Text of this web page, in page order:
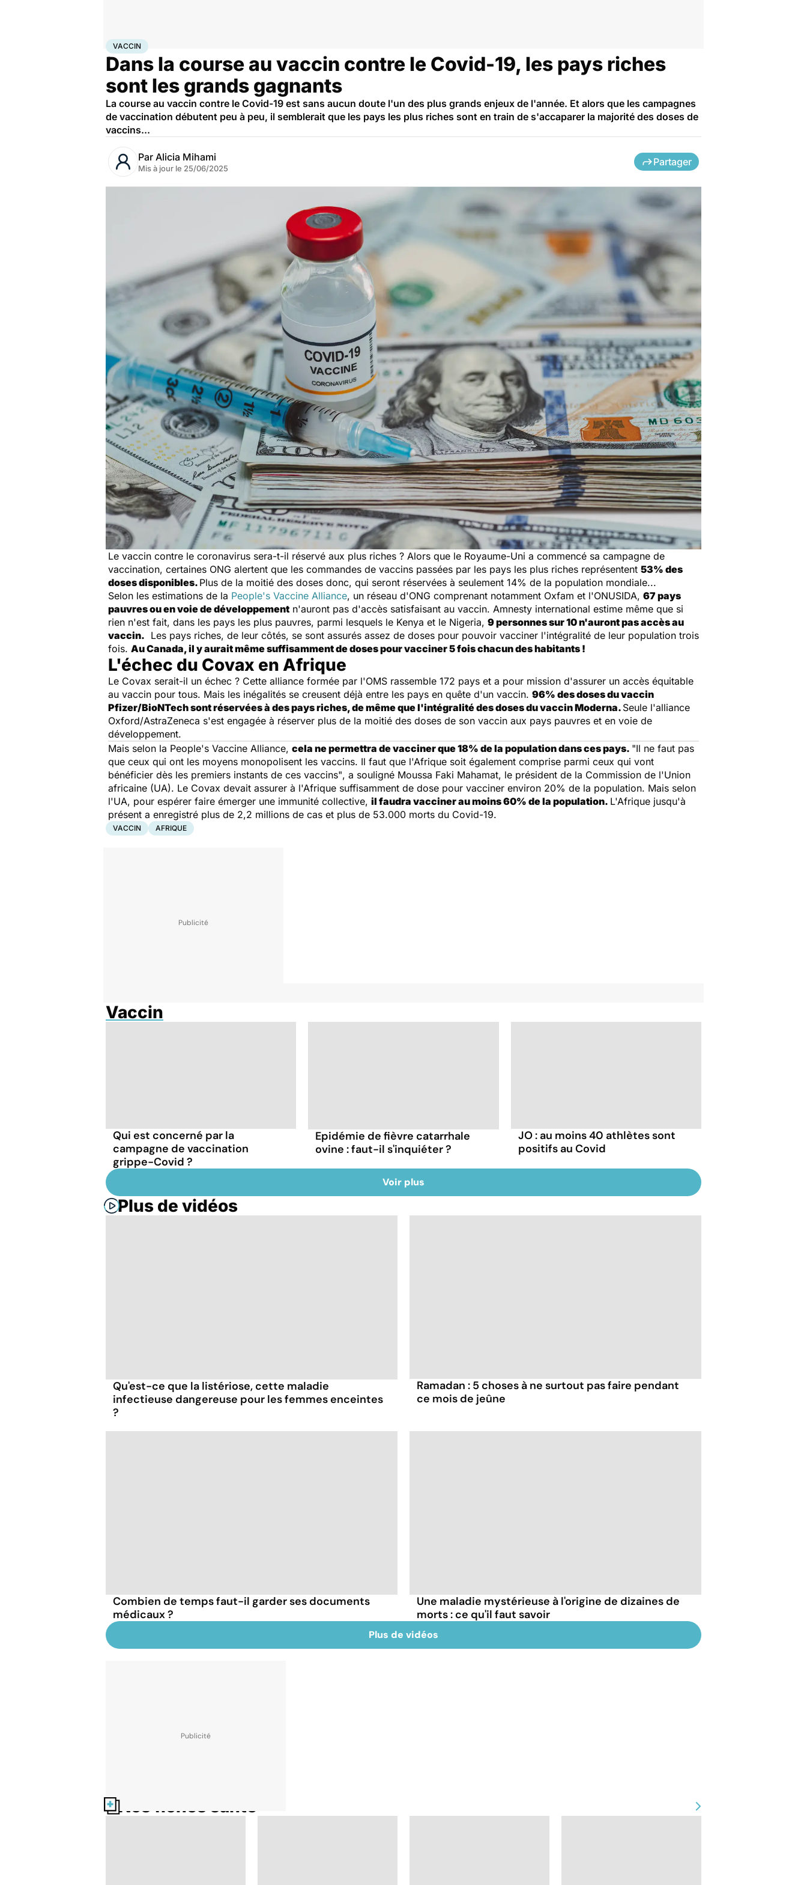
AccueilSanté
VACCIN
Dans la course au vaccin contre le Covid-19, les pays riches
sont les grands gagnants
La course au vaccin contre le Covid-19 est sans aucun doute l'un des plus grands enjeux de l'année. Et alors que les campagnes
de vaccination débutent peu à peu, il semblerait que les pays les plus riches sont en train de s'accaparer la majorité des doses de
vaccins...
Par Alicia Mihami
Mis à jour le 25/06/2025
Partager
Le vaccin contre le coronavirus sera-t-il réservé aux plus riches ? Alors que le Royaume-Uni a commencé sa campagne de
vaccination, certaines ONG alertent que les commandes de vaccins passées par les pays les plus riches représentent 53% des
doses disponibles. Plus de la moitié des doses donc, qui seront réservées à seulement 14% de la population mondiale...
Selon les estimations de la People's Vaccine Alliance, un réseau d'ONG comprenant notamment Oxfam et l'ONUSIDA, 67 pays
pauvres ou en voie de développement n'auront pas d'accès satisfaisant au vaccin. Amnesty international estime même que si
rien n'est fait, dans les pays les plus pauvres, parmi lesquels le Kenya et le Nigeria, 9 personnes sur 10 n'auront pas accès au
vaccin. Les pays riches, de leur côtés, se sont assurés assez de doses pour pouvoir vacciner l'intégralité de leur population trois
fois. Au Canada, il y aurait même suffisamment de doses pour vacciner 5 fois chacun des habitants !
L'échec du Covax en Afrique
Le Covax serait-il un échec ? Cette alliance formée par l'OMS rassemble 172 pays et a pour mission d'assurer un accès équitable
au vaccin pour tous. Mais les inégalités se creusent déjà entre les pays en quête d'un vaccin. 96% des doses du vaccin
Pfizer/BioNTech sont réservées à des pays riches, de même que l'intégralité des doses du vaccin Moderna. Seule l'alliance
Oxford/AstraZeneca s'est engagée à réserver plus de la moitié des doses de son vaccin aux pays pauvres et en voie de
développement.
Mais selon la People's Vaccine Alliance, cela ne permettra de vacciner que 18% de la population dans ces pays. "Il ne faut pas
que ceux qui ont les moyens monopolisent les vaccins. Il faut que l'Afrique soit également comprise parmi ceux qui vont
bénéficier dès les premiers instants de ces vaccins", a souligné Moussa Faki Mahamat, le président de la Commission de l'Union
africaine (UA). Le Covax devait assurer à l'Afrique suffisamment de dose pour vacciner environ 20% de la population. Mais selon
l'UA, pour espérer faire émerger une immunité collective, il faudra vacciner au moins 60% de la population. L'Afrique jusqu'à
présent a enregistré plus de 2,2 millions de cas et plus de 53.000 morts du Covid-19.
VACCIN AFRIQUE
Vaccin
Qui est concerné par la
campagne de vaccination
grippe-Covid ?
Epidémie de fièvre catarrhale
ovine : faut-il s'inquiéter ?
JO : au moins 40 athlètes sont
positifs au Covid
Voir plus
Plus de vidéos
Qu'est-ce que la listériose, cette maladie
infectieuse dangereuse pour les femmes enceintes
?
Ramadan : 5 choses à ne surtout pas faire pendant
ce mois de jeûne
Combien de temps faut-il garder ses documents
médicaux ?
Une maladie mystérieuse à l'origine de dizaines de
morts : ce qu'il faut savoir
Plus de vidéos
Nos fiches santé